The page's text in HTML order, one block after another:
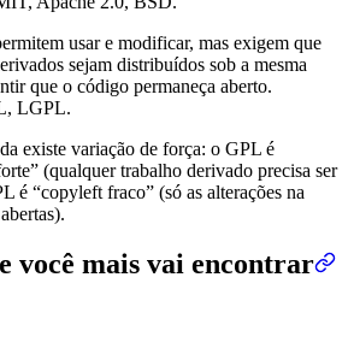
usar e modificar, mas exigem que
sejam distribuídos sob a mesma
que o código permaneça aberto.
LGPL.
existe variação de força: o GPL é
(qualquer trabalho derivado precisa ser
é “copyleft fraco” (só as alterações na
você mais vai encontrar